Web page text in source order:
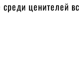
ценителей